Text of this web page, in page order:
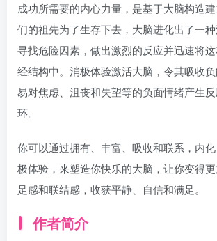
成功所需要的内心力量，是基于大脑构造
们的祖先为了生存下去，大脑进化出了一
寻找危险因素，做出激烈的反应并迅速将
经结构中。消极体验激活大脑，令其吸收
易对焦虑、沮丧和失望等的负面情绪产生
环。
你可以通过拥有、丰富、吸收和联系，内
极体验，来塑造你快乐的大脑，让你变得
足感和联结感，收获平静、自信和满足。
作者简介